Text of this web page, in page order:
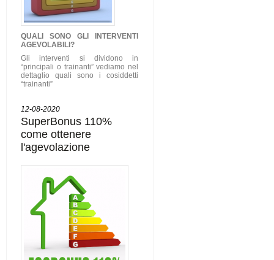
QUALI SONO GLI
INTERVENTI
AGEVOLABILI?
Gli interventi si dividono in
“principali o trainanti” vediamo nel
dettaglio quali sono i cosiddetti
“trainanti”
12-08-2020
SuperBonus 110%
come ottenere
l'agevolazione